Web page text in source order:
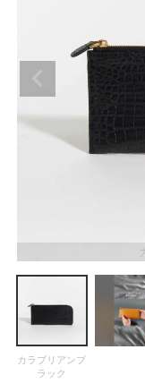
#キーワ
ンズカラブリアンブ
ラック